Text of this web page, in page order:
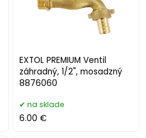
EXTOL PREMIUM Ventil
záhradný, 1/2", mosadzný
8876060
na sklade
6.00 €